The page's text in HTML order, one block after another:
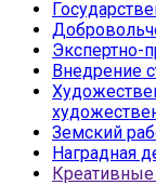
Экспертно-
Внедрение
Земский
Наградная
Креативные